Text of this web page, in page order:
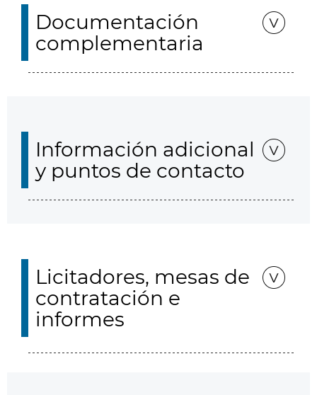
Documentación
complementaria
Información adicional
y puntos de contacto
Licitadores, mesas de
contratación e
informes